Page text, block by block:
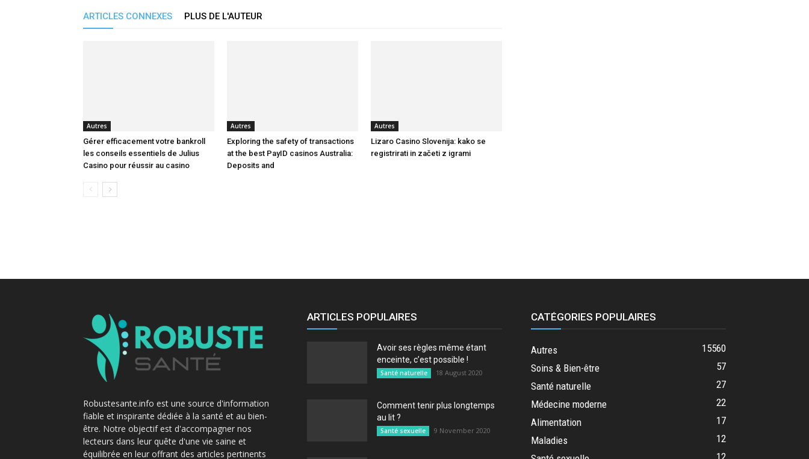
ARTICLES CONNEXES PLUS DE L'AUTEUR
Autres
Gérer efficacement votre bankroll
les conseils essentiels de Julius
Casino pour réussir au casino
Autres
Exploring the safety of transactions
at the best PayID casinos Australia:
Deposits and
Autres
Lizaro Casino Slovenija: kako se
registrirati in začeti z igrami
Robustesante.info est une source d'information
fiable et inspirante dédiée à la santé et au bien-
être. Notre objectif est d'accompagner nos
lecteurs dans leur quête d'une vie saine et
équilibrée en leur offrant des articles pertinents
ARTICLES POPULAIRES
Avoir ses règles même étant
enceinte, c’est possible !
Santé naturelle 18 August 2020
Comment tenir plus longtemps
au lit ?
Santé sexuelle 9 November 2020
CATÉGORIES POPULAIRES
Autres
15560
Soins & Bien-être
57
Santé naturelle
27
Médecine moderne
22
Alimentation
17
Maladies
12
12